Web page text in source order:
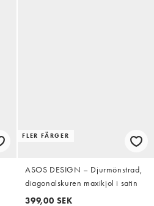
FLER FÄRGER
ASOS DESIGN – Djurmönstrad,
diagonalskuren maxikjol i satin
399,00 SEK